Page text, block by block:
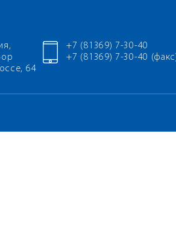
64
+7 (81369) 7-30-40
+7 (81369) 7-30-40